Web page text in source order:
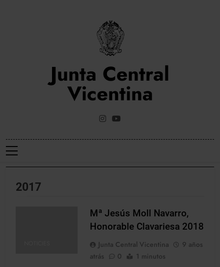
Junta Central
Vicentina
Web Oficial De La Junta Central Vicentina De Valencia
2017
Mª Jesús Moll Navarro,
Honorable Clavariesa 2018
Junta Central Vicentina
9 años
atrás
0 1 minutos